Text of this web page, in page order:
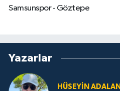
Samsunspor - Göztepe
Yazarlar
HÜSEYIN ADALAN